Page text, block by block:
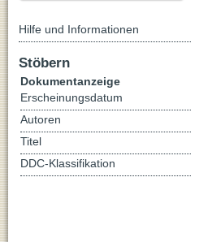
Hilfe und Informationen
Stöbern
Dokumentanzeige
Erscheinungsdatum
Autoren
Titel
DDC-Klassifikation